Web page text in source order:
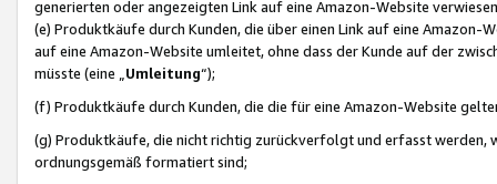
generierten oder angezeigten Link auf eine Amazon-Website
(e) Produktkäufe durch Kunden, die über einen Link auf eine
auf eine Amazon-Website umleitet, ohne dass der Kunde auf der
müsste (eine „ Umleitung“);
(f) Produktkäufe durch Kunden, die die für eine Amazon-Website
(g) Produktkäufe, die nicht richtig zurückverfolgt und erfasst werden,
ordnungsgemäß formatiert sind;